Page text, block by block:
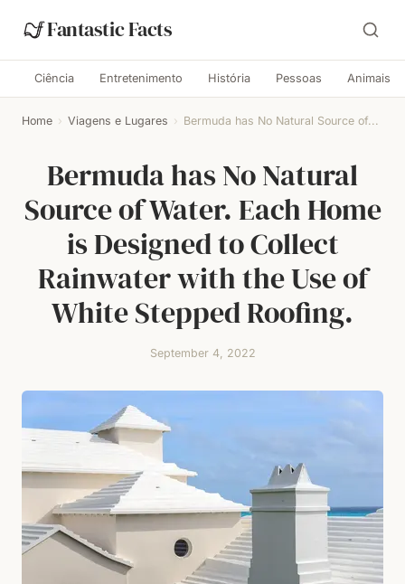
Fantastic Facts
Ciência Entretenimento História Pessoas Animais
Home › Viagens e Lugares › Bermuda has No Natural Source of...
Bermuda has No Natural
Source of Water. Each Home
is Designed to Collect
Rainwater with the Use of
White Stepped Roofing.
September 4, 2022